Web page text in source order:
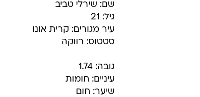
שם: שירלי טביב
גיל: 21
עיר מגורים: קרית אונו
סטטוס: רווקה
גובה: 1.74
עיניים: חומות
שיער: חום